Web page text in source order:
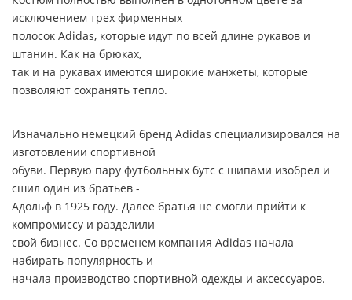
исключением трех фирменных
полосок Adidas, которые идут по всей длине рукавов и
штанин. Как на брюках,
так и на рукавах имеются широкие манжеты, которые
позволяют сохранять тепло.
Изначально немецкий бренд Adidas специализировался на
изготовлении спортивной
обуви. Первую пару футбольных бутс с шипами изобрел и
сшил один из братьев -
Адольф в 1925 году. Далее братья не смогли прийти к
компромиссу и разделили
свой бизнес. Со временем компания Adidas начала
набирать популярность и
начала производство спортивной одежды и аксессуаров.